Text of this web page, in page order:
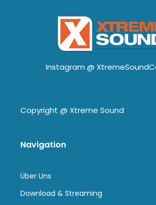
Instagram @
Copyright @ Xtreme Sound
Navigation
Über Uns
Download & Streaming